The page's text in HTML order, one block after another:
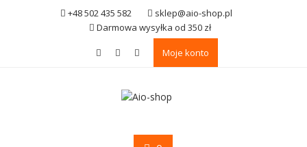
+48 502 435 582
sklep@aio-shop.pl
Darmowa wysyłka od 350 zł
Moje konto